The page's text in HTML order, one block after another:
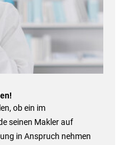
ob ein im
seinen Makler auf
in Anspruch nehmen